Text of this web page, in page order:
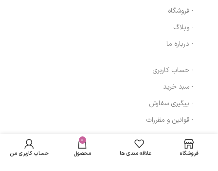
- فروشگاه
- وبلاگ
- درباره ما
- حساب کاربری
- سبد خرید
- پیگیری سفارش
- قوانین و مقررات
مسیرهای ارتباطیلیترDIA IV ام بی2,276,729 تومان
باشد فروشگاه علاقه مندی ها
0
محصول حساب کاربری من